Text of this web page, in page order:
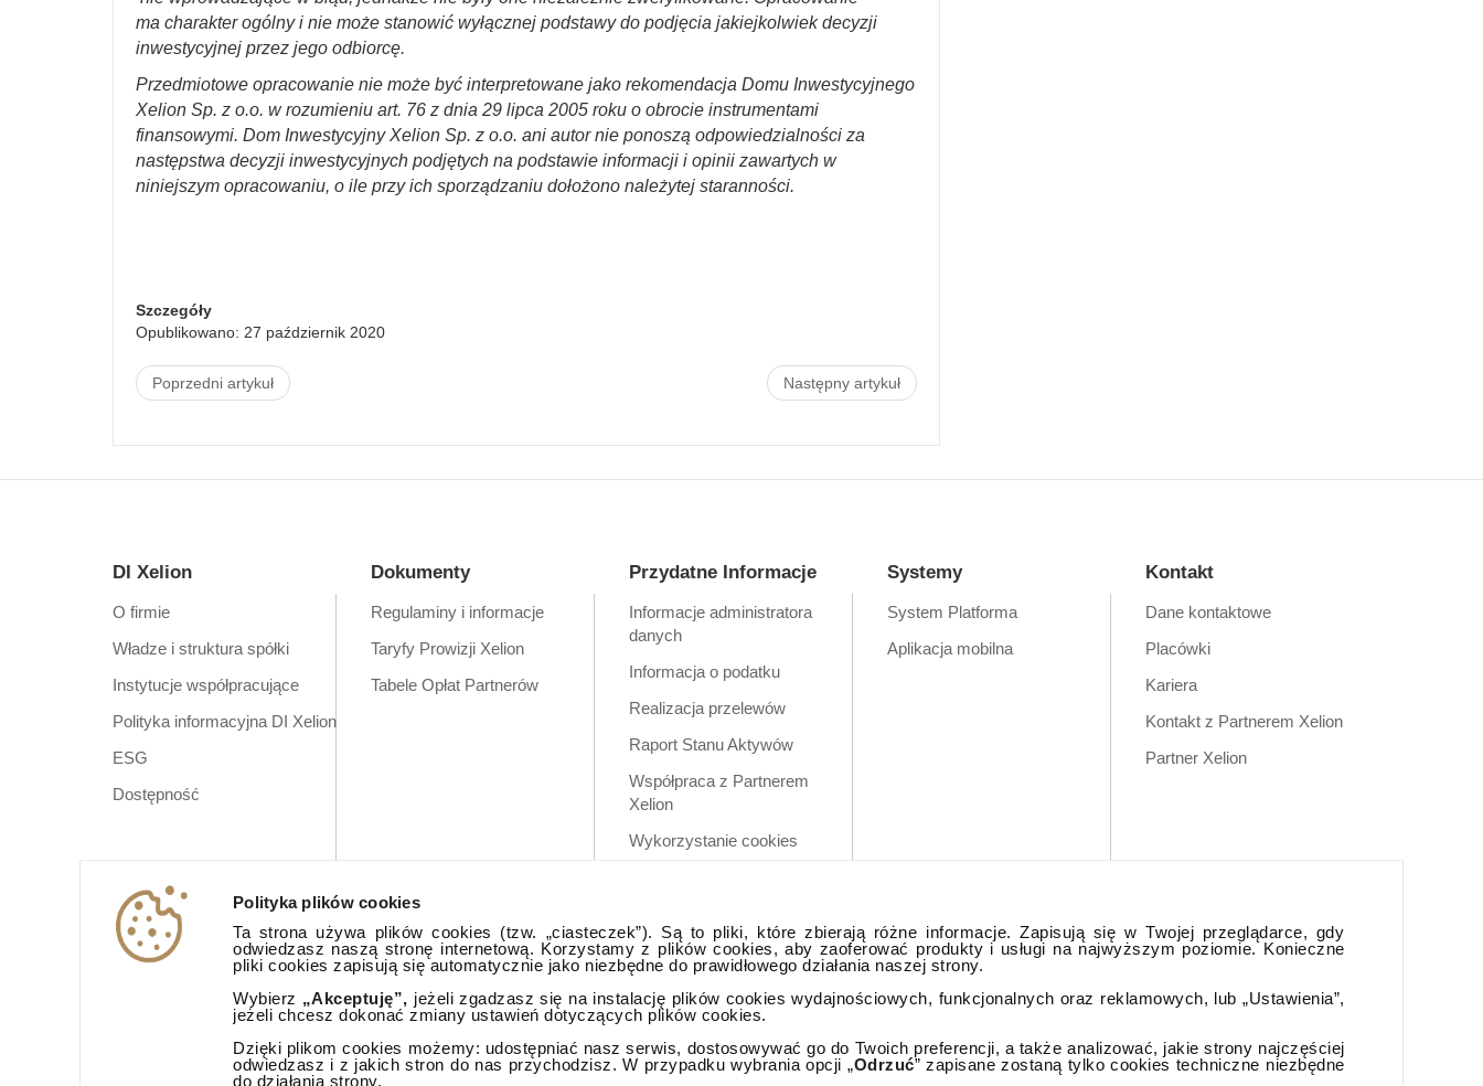
Polityka plików cookies
Ta strona używa plików cookies (tzw. „ciasteczek”). Są to pliki, które zbierają różne informacje. Zapisują się w Twojej przeglądarce, gdy
odwiedzasz naszą stronę internetową. Korzystamy z plików cookies, aby zaoferować produkty i usługi na najwyższym poziomie. Konieczne
pliki cookies zapisują się automatycznie jako niezbędne do prawidłowego działania naszej strony.
Wybierz „Akceptuję”, jeżeli zgadzasz się na instalację plików cookies wydajnościowych, funkcjonalnych oraz reklamowych, lub „Ustawienia”,
jeżeli chcesz dokonać zmiany ustawień dotyczących plików cookies.
Dzięki plikom cookies możemy: udostępniać nasz serwis, dostosowywać go do Twoich preferencji, a także analizować, jakie strony najczęściej
odwiedzasz i z jakich stron do nas przychodzisz. W przypadku wybrania opcji „Odrzuć” zapisane zostaną tylko cookies techniczne niezbędne
do działania strony.
ma charakter ogólny i nie może stanowić wyłącznej podstawy do podjęcia jakiejkolwiek decyzji
inwestycyjnej przez jego odbiorcę.
Przedmiotowe opracowanie nie może być interpretowane jako rekomendacja Domu Inwestycyjnego
Xelion Sp. z o.o. w rozumieniu art. 76 z dnia 29 lipca 2005 roku o obrocie instrumentami
finansowymi. Dom Inwestycyjny Xelion Sp. z o.o. ani autor nie ponoszą odpowiedzialności za
następstwa decyzji inwestycyjnych podjętych na podstawie informacji i opinii zawartych w
niniejszym opracowaniu, o ile przy ich sporządzaniu dołożono należytej staranności.
Szczegóły
Opublikowano: 27 październik 2020
Poprzedni artykuł Następny artykuł
DI Xelion
O firmie
Władze i struktura spółki
Instytucje współpracujące
Polityka informacyjna DI Xelion
ESG
Dostępność
Dokumenty
Regulaminy i informacje
Taryfy Prowizji Xelion
Tabele Opłat Partnerów
Przydatne Informacje
Informacje administratora
danych
Informacja o podatku
Realizacja przelewów
Raport Stanu Aktywów
Współpraca z Partnerem
Xelion
Wykorzystanie cookies
aplikacji mobilnej
Systemy
System Platforma
Aplikacja mobilna
Kontakt
Dane kontaktowe
Placówki
Kariera
Kontakt z Partnerem Xelion
Partner Xelion